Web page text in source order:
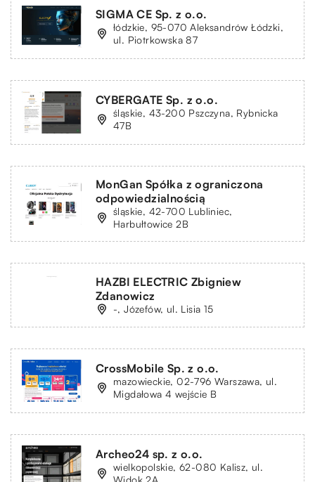
SIGMA CE Sp. z o.o.
łódzkie, 95-070 Aleksandrów Łódzki,
ul. Piotrkowska 87
CYBERGATE Sp. z o.o.
śląskie, 43-200 Pszczyna, Rybnicka
47B
MonGan Spółka z ograniczona
odpowiedzialnością
śląskie, 42-700 Lubliniec,
Harbułtowice 2B
HAZBI ELECTRIC Zbigniew
Zdanowicz
-, Józefów, ul. Lisia 15
CrossMobile Sp. z o.o.
mazowieckie, 02-796 Warszawa, ul.
Migdałowa 4 wejście B
Archeo24 sp. z o.o.
wielkopolskie, 62-080 Kalisz, ul.
Widok 2A